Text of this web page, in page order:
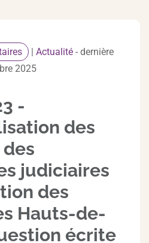
| Actualité - dernière
2025
-
des
judiciaires
des
Hauts-de-
écrite